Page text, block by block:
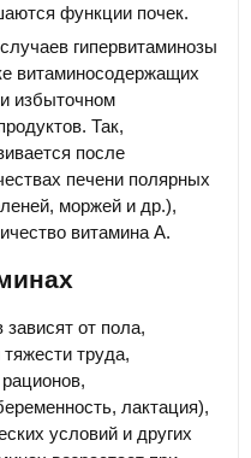
функции почек.
гипервитаминозы
витаминосодержащих
избыточном
Так,
после
печени полярных
моржей и др.),
витамина А.
от пола,
труда,
лактация),
условий и других